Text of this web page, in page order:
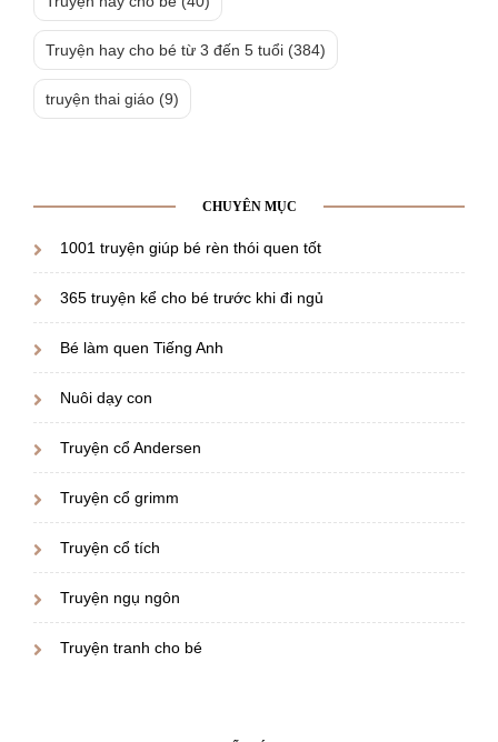
Truyện hay cho bé từ 3 đến 5 tuổi (384)
truyện thai giáo (9)
CHUYÊN MỤC
1001 truyện giúp bé rèn thói quen tốt
365 truyện kể cho bé trước khi đi ngủ
Bé làm quen Tiếng Anh
Nuôi dạy con
Truyện cổ Andersen
Truyện cổ grimm
Truyện cổ tích
Truyện ngụ ngôn
Truyện tranh cho bé